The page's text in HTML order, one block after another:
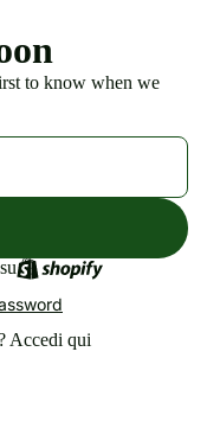
to know when we
Accedi qui